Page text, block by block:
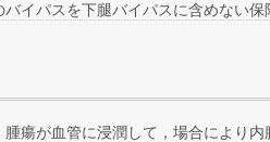
バイパスを下腿バイパスに含めない保
腫瘍が血管に浸潤して，場合により